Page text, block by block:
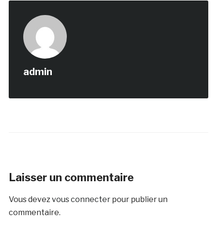
admin
Laisser un commentaire
Vous devez vous connecterpour publier un
commentaire.